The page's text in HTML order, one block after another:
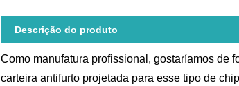
Descrição do produto
Como manufatura profissional, gostaríamos de
carteira antifurto projetada para esse tipo de